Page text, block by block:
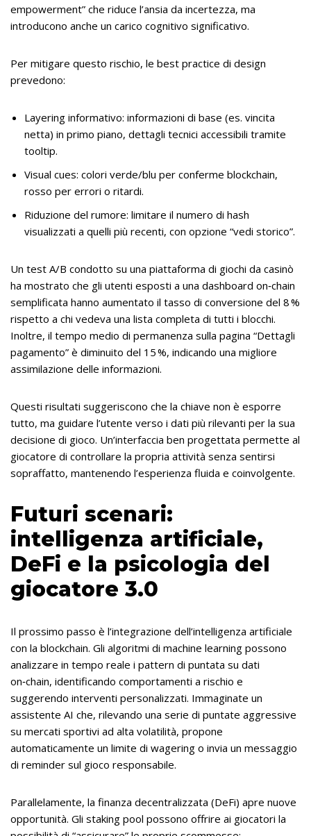
empowerment” che riduce l’ansia da incertezza, ma
introducono anche un carico cognitivo significativo.
Per mitigare questo rischio, le best practice di design
prevedono:
Layering informativo: informazioni di base (es. vincita
netta) in primo piano, dettagli tecnici accessibili tramite
tooltip.
Visual cues: colori verde/blu per conferme blockchain,
rosso per errori o ritardi.
Riduzione del rumore: limitare il numero di hash
visualizzati a quelli più recenti, con opzione “vedi storico”.
Un test A/B condotto su una piattaforma di giochi da casinò
ha mostrato che gli utenti esposti a una dashboard on‑chain
semplificata hanno aumentato il tasso di conversione del 8 %
rispetto a chi vedeva una lista completa di tutti i blocchi.
Inoltre, il tempo medio di permanenza sulla pagina “Dettagli
pagamento” è diminuito del 15 %, indicando una migliore
assimilazione delle informazioni.
Questi risultati suggeriscono che la chiave non è esporre
tutto, ma guidare l’utente verso i dati più rilevanti per la sua
decisione di gioco. Un’interfaccia ben progettata permette al
giocatore di controllare la propria attività senza sentirsi
sopraffatto, mantenendo l’esperienza fluida e coinvolgente.
Futuri scenari:
intelligenza artificiale,
DeFi e la psicologia del
giocatore 3.0
Il prossimo passo è l’integrazione dell’intelligenza artificiale
con la blockchain. Gli algoritmi di machine learning possono
analizzare in tempo reale i pattern di puntata su dati
on‑chain, identificando comportamenti a rischio e
suggerendo interventi personalizzati. Immaginate un
assistente AI che, rilevando una serie di puntate aggressive
su mercati sportivi ad alta volatilità, propone
automaticamente un limite di wagering o invia un messaggio
di reminder sul gioco responsabile.
Parallelamente, la finanza decentralizzata (DeFi) apre nuove
opportunità. Gli staking pool possono offrire ai giocatori la